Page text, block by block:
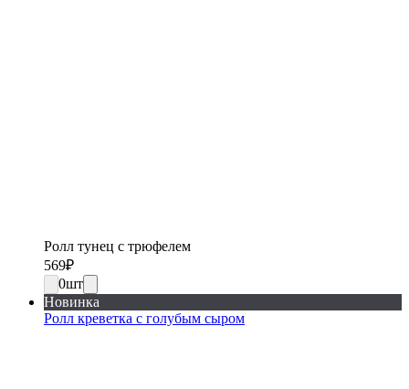
Ролл тунец с трюфелем
569₽
0шт
Новинка
Ролл креветка с голубым сыром